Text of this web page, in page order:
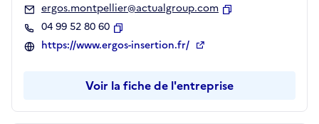
ergos.montpellier@actualgroup.com
04 99 52 80 60
Copier
https://www.ergos-insertion.fr/
Voir la fiche de l'entreprise